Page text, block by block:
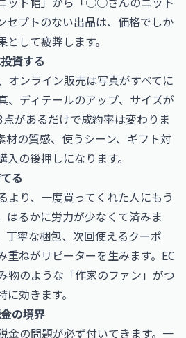
セプトのない出品は、価格でしか
して疲弊します。
資する
オンライン販売は写真がすべてに
、ディテールのアップ、サイズが
があるだけで成約率は変わりま
材の質感、使うシーン、ギフト対
の後押しになります。
る
より、一度買ってくれた人にもう
はるかに労力が少なくて済みま
丁寧な梱包、次回使えるクーポ
重ねがリピーターを生みます。EC
物のような「作家のファン」がつ
効きます。
の境界
金の問題が必ず付いてきます。一